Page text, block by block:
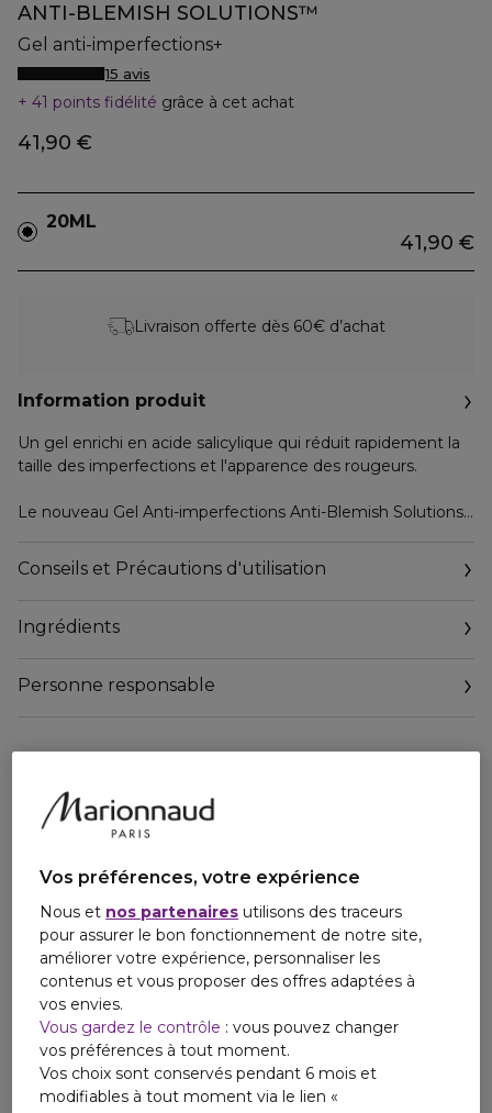
ANTI-BLEMISH SOLUTIONS™
Gel anti-imperfections+
15 avis
41 points fidélité grâce à cet achat
41,90 €
20ML
41,90 €
Livraison offerte dès 60€ d’achat
Information produit
Un gel enrichi en acide salicylique qui réduit rapidement la
taille des imperfections et l'apparence des rougeurs.
Le nouveau Gel Anti-imperfections Anti-Blemish Solutions?
sa formule enrichie de 2% d'acide salicylique.
Il assainit la peau et prévient l'apparition de nouvelles
éliminant les cellules mortes à la surface de la peau.
Formulé avec un ferment lactobacillus apaisant, il aide à
réduire visiblement les rougeurs causées par les
Résultats cliniquement prouvés:
- Réduit visiblement la taille des imperfections en
- Réduit visiblement les rougeurs causées par les
imperfections en seulement 2,5 heures**.
Ingrédients actifs:
- 2 % d'acide salicylique: aide à éliminer les cellules mortes,
le sébum et les autres impuretés qui peuvent contribuer à
l'obstruction des pores.
- Hamamélis: aide à affiner le grain de peau.
- Laminaria saccharina : une algue brune qui aide à éliminer
l'excès de sébum.
Conseils et Précautions d'utilisation
Ingrédients
Personne responsable
contactmanufacturer@elcompanies.com
Vos préférences, votre expérience
Nous et nos partenaires utilisons des traceurs
pour assurer le bon fonctionnement de notre site,
améliorer votre expérience, personnaliser les
contenus et vous proposer des offres adaptées à
vos envies.
Vous gardez le contrôle : vous pouvez changer
vos préférences à tout moment.
Vos choix sont conservés pendant 6 mois et
modifiables à tout moment via le lien «